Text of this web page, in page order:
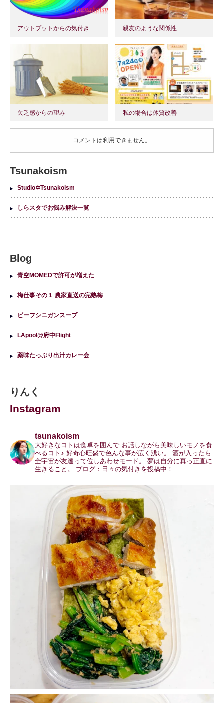
アウトプットからの気付き 親友のような関係性
欠乏感からの望み 私の場合は体質改善
コメントは利用できません。
Tsunakoism
Studio✡Tsunakoism
しらスタでお悩み解決一覧
Blog
青空MOMEDで許可が増えた
梅仕事その１ 農家直送の完熟梅
ビーフシニガンスープ
LApool@府中Flight
薬味たっぷり出汁カレー会
りんく
Instagram
tsunakoism
大好きなコトは食卓を囲んで お話しながら美味しいモノを食
べるコト♪ 好奇心旺盛で色んな事が広く浅い。
酒が入ったら
全宇宙が友達って位しあわせモード。
夢は自分に真っ正直に
生きること。
ブログ：日々の気付きを投稿中！